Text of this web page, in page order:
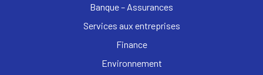
Banque – Assurances
Services aux entreprises
Finance
Environnement